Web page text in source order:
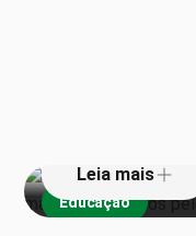
Educação
Leia mais